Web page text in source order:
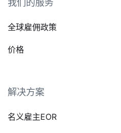
我们的服务
全球雇佣政策
价格
解决方案
名义雇主EOR